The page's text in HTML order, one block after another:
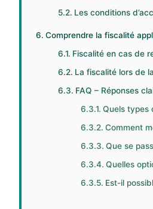
Les conditions
Comprendre la fiscalité
Fiscalité en cas de
La fiscalité lors de
FAQ – Réponses
Quels types
Comment
Que se
Quelles
Est-il